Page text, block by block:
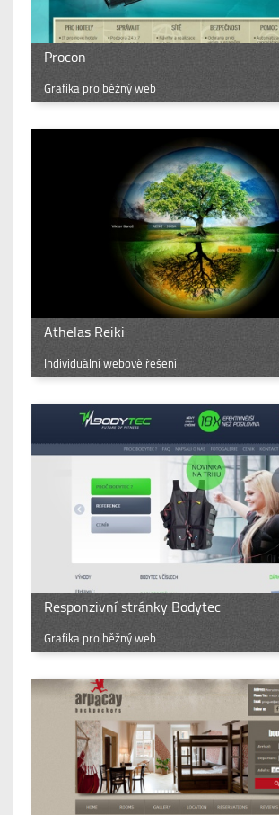
Procon
Grafika pro běžný web
Athelas Reiki
Individuální webové řešení
Responzivní stránky Bodytec
Grafika pro běžný web